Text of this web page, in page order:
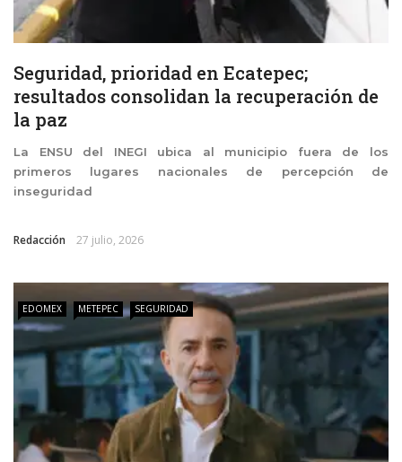
Seguridad, prioridad en Ecatepec;
resultados consolidan la recuperación de
la paz
La ENSU del INEGI ubica al municipio fuera de los
primeros lugares nacionales de percepción de
inseguridad
Redacción 27 julio, 2026
EDOMEX METEPEC SEGURIDAD